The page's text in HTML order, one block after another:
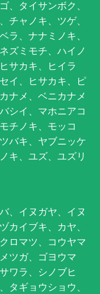
、タイサンボク、
チャノキ、ツゲ、
ラ、ナナミノキ、
ズミモチ、ハイノ
サカキ、ヒイラ
イ、ヒサカキ、ピ
ナメ、ベニカナメ
シイ、マホニアコ
チノキ、モッコ
バキ、ヤブニッケ
キ、ユズ、ユズリ
、イヌガヤ、イヌ
カイブキ、カヤ、
ロマツ、コウヤマ
ツガ、ゴヨウマ
ワラ、シノブヒ
タギョウショウ、